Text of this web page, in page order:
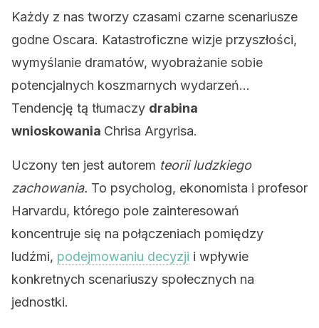
Każdy z nas tworzy czasami czarne scenariusze
godne Oscara. Katastroficzne wizje przyszłości,
wymyślanie dramatów, wyobrażanie sobie
potencjalnych koszmarnych wydarzeń…
Tendencję tą tłumaczy drabina
wnioskowania Chrisa Argyrisa.
Uczony ten jest autorem teorii ludzkiego
zachowania. To psycholog, ekonomista i profesor
Harvardu, którego pole zainteresowań
koncentruje się na połączeniach pomiędzy
ludźmi, podejmowaniu decyzji i wpływie
konkretnych scenariuszy społecznych na
jednostki.